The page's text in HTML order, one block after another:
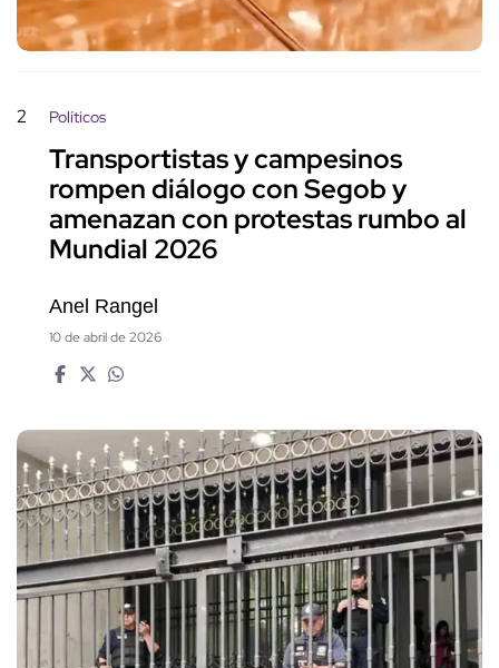
2 Políticos
Transportistas y campesinos
rompen diálogo con Segob y
amenazan con protestas rumbo al
Mundial 2026
Anel Rangel
10 de abril de 2026